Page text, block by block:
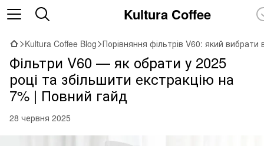
Kultura Coffee
Kultura Coffee Blog Порівняння фільтрів V60: який вибрати
Фільтри V60 — як обрати у 2025
році та збільшити екстракцію на
7% | Повний гайд
28 червня 2025